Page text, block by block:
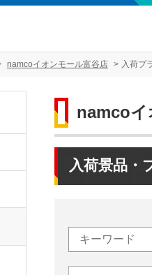
namcoイオンモール富谷店 入荷プ
namcoイ
入荷景品・